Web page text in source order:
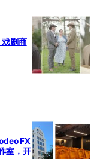
剧商
FX
室，开